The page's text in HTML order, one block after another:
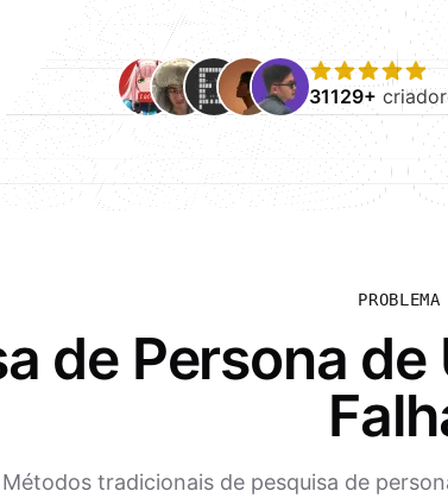
31129+
PROBLEMA
de Persona
Métodos tradicionais de pesquisa de